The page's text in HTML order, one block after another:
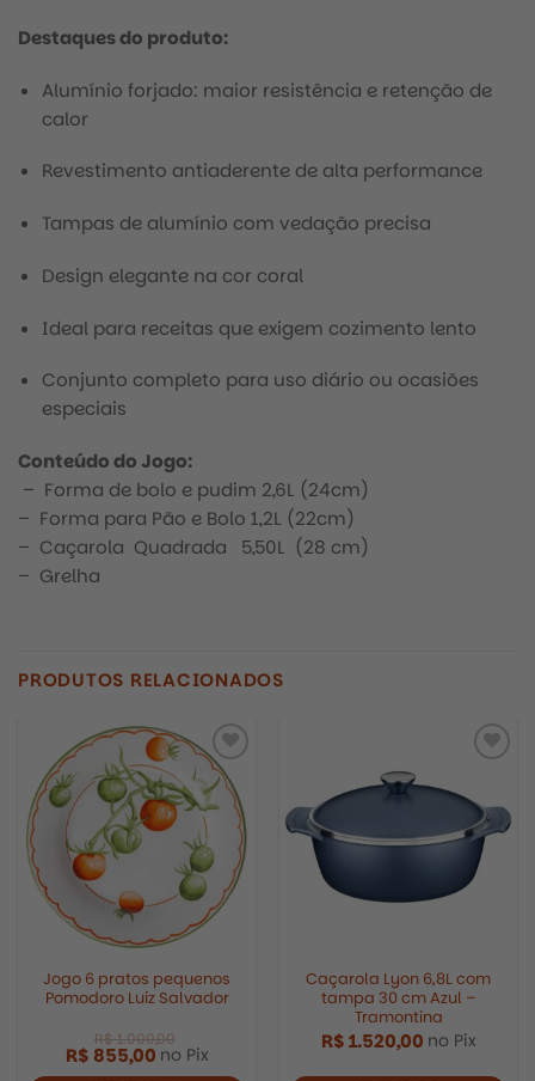
Destaques do produto:
Alumínio forjado: maior resistência e retenção de
calor
Revestimento antiaderente de alta performance
Tampas de alumínio com vedação precisa
Design elegante na cor coral
Ideal para receitas que exigem cozimento lento
Conjunto completo para uso diário ou ocasiões
especiais
Conteúdo do Jogo:
– Forma de bolo e pudim 2,6L (24cm)
– Forma para Pão e Bolo 1,2L (22cm)
– Caçarola Quadrada 5,50L (28 cm)
– Grelha
PRODUTOS RELACIONADOS
Adicionar
aos
meus
desejos
Jogo 6 pratos pequenos
Pomodoro Luiz Salvador
R$ 855,00 no Pix
aos
meus
desejos
Caçarola Lyon 6,8L com
tampa 30 cm Azul –
Tramontina
R$1.520,00 no Pix